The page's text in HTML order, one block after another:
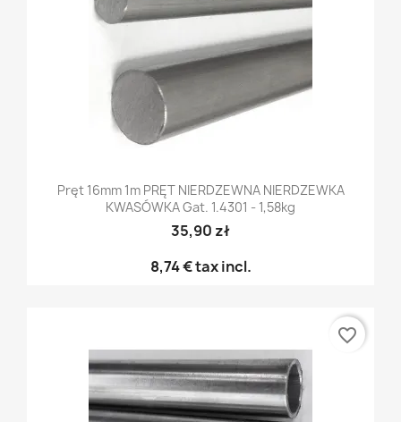
Pręt 16mm 1m PRĘT NIERDZEWNA NIERDZEWKA
KWASÓWKA Gat. 1.4301 - 1,58kg
35,90 zł
8,74 €tax incl.
favorite_border